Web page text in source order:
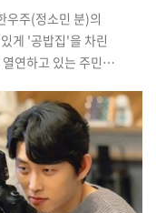
우주(정소민 분)의
게 '공밥집'을 차린
연하고 있는 주민경.
으키고 있다.(중략)
신을 거듭하고 있는
냉철함을 오가는
나가고 있다. 위로와
미로 실제…